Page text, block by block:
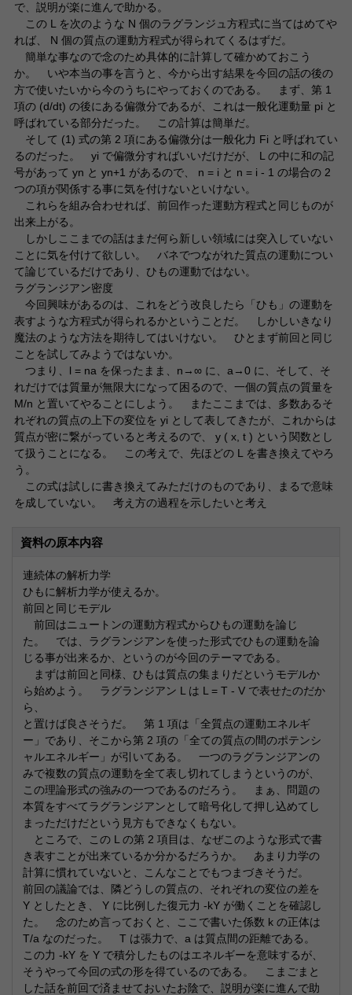
で、説明が楽に進んで助かる。
この L を次のような N 個のラグランジュ方程式に当てはめてや
れば、 N 個の質点の運動方程式が得られてくるはずだ。
簡単な事なので念のため具体的に計算して確かめておこう
か。 いや本当の事を言うと、今から出す結果を今回の話の後の
方で使いたいから今のうちにやっておくのである。 まず、第 1
項の (d/dt) の後にある偏微分であるが、これは一般化運動量 pi と
呼ばれている部分だった。 この計算は簡単だ。
そして (1) 式の第 2 項にある偏微分は一般化力 Fi と呼ばれてい
るのだった。 yi で偏微分すればいいだけだが、 L の中に和の記
号があって yn と yn+1 があるので、 n = i と n = i - 1 の場合の 2
つの項が関係する事に気を付けないといけない。
これらを組み合わせれば、前回作った運動方程式と同じものが
出来上がる。
しかしここまでの話はまだ何ら新しい領域には突入していない
ことに気を付けて欲しい。 バネでつながれた質点の運動につい
て論じているだけであり、ひもの運動ではない。
ラグランジアン密度
今回興味があるのは、これをどう改良したら「ひも」の運動を
表すような方程式が得られるかということだ。 しかしいきなり
魔法のような方法を期待してはいけない。 ひとまず前回と同じ
ことを試してみようではないか。
つまり、l = na を保ったまま、n→∞ に、a→0 に、そして、そ
れだけでは質量が無限大になって困るので、一個の質点の質量を
M/n と置いてやることにしよう。 またここまでは、多数あるそ
れぞれの質点の上下の変位を yi として表してきたが、これからは
質点が密に繋がっていると考えるので、 y ( x, t ) という関数とし
て扱うことになる。 この考えで、先ほどの L を書き換えてやろ
う。
この式は試しに書き換えてみただけのものであり、まるで意味
を成していない。 考え方の過程を示したいと考え
資料の原本内容
連続体の解析力学
ひもに解析力学が使えるか。
前回と同じモデル
前回はニュートンの運動方程式からひもの運動を論じ
た。 では、ラグランジアンを使った形式でひもの運動を論
じる事が出来るか、というのが今回のテーマである。
まずは前回と同様、ひもは質点の集まりだというモデルか
ら始めよう。 ラグランジアン L は L = T - V で表せたのだか
ら、
と置けば良さそうだ。 第 1 項は「全質点の運動エネルギ
ー」であり、そこから第 2 項の「全ての質点の間のポテンシ
ャルエネルギー」が引いてある。 一つのラグランジアンの
みで複数の質点の運動を全て表し切れてしまうというのが、
この理論形式の強みの一つであるのだろう。 まぁ、問題の
本質をすべてラグランジアンとして暗号化して押し込めてし
まっただけだという見方もできなくもない。
ところで、この L の第 2 項目は、なぜこのような形式で書
き表すことが出来ているか分かるだろうか。 あまり力学の
計算に慣れていないと、こんなことでもつまづきそうだ。
前回の議論では、隣どうしの質点の、それぞれの変位の差を
Y としたとき、 Y に比例した復元力 -kY が働くことを確認し
た。 念のため言っておくと、ここで書いた係数 k の正体は
T/a なのだった。 T は張力で、a は質点間の距離である。
この力 -kY を Y で積分したものはエネルギーを意味するが、
そうやって今回の式の形を得ているのである。 こまごまと
した話を前回で済ませておいたお陰で、説明が楽に進んで助